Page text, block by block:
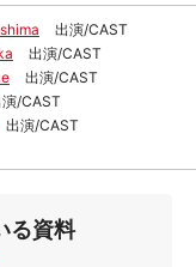
出演/CAST
出演/CAST
出演/CAST
/CAST
出演/CAST
る資料